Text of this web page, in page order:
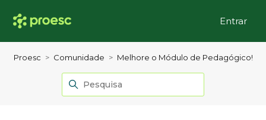
Entrar
Proesc Comunidade Melhore o Módulo de Pedagógico!